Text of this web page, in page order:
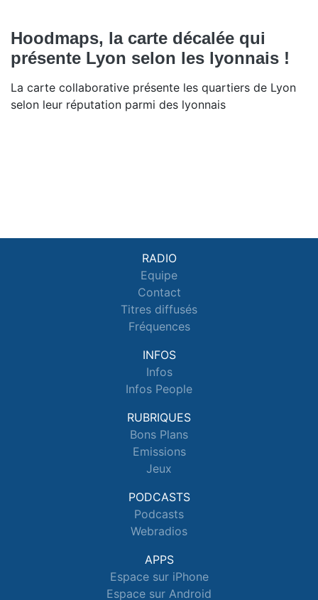
Hoodmaps, la carte décalée qui
présente Lyon selon les lyonnais !
La carte collaborative présente les quartiers de Lyon
selon leur réputation parmi des lyonnais
RADIO
Equipe
Contact
Titres diffusés
Fréquences
INFOS
Infos
Infos People
RUBRIQUES
Bons Plans
Emissions
Jeux
PODCASTS
Podcasts
Webradios
APPS
Espace sur iPhone
Espace sur Android